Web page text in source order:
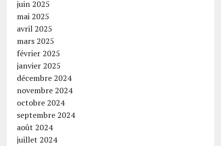
juin 2025
mai 2025
avril 2025
mars 2025
février 2025
janvier 2025
décembre 2024
novembre 2024
octobre 2024
septembre 2024
août 2024
juillet 2024